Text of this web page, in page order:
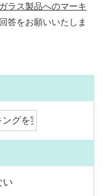
ガラス製品へのマーキ
答をお願いいたしま
い